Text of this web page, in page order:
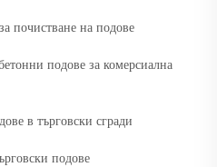
почистване на подове
подове за комерсиална
в търговски сгради
подове